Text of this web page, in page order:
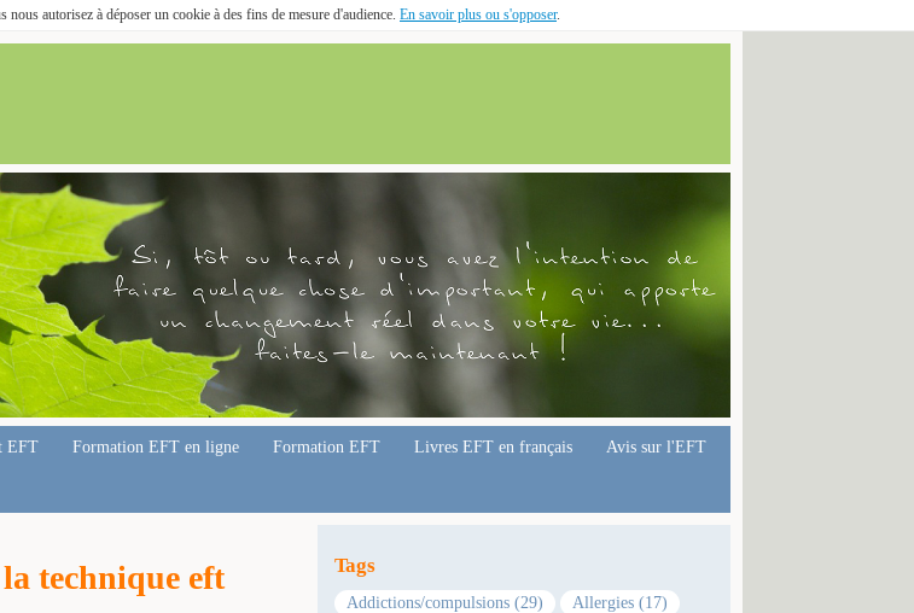
autorisez à déposer un cookie à des fins de mesure d'audience. En savoir plus ou s'opposer.
EFT Formation EFT en ligne Formation EFT Livres EFT en français Avis sur l'EFT
technique eft Tags
Addictions/compulsions (29)
Allergies (17)